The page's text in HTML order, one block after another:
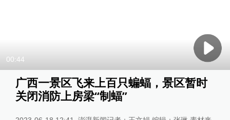
00:44
广西一景区飞来上百只蝙蝠，景区暂时
关闭消防上房梁“制蝠”